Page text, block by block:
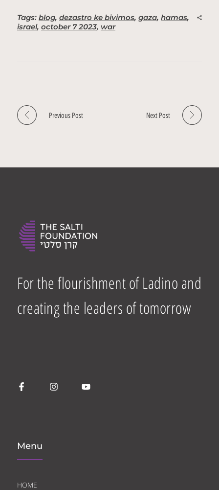
Tags: blog, dezastro ke bivimos, gaza, hamas,
israel, october 7 2023, war
Previous Post Next Post
For the flourishment of Ladino and
creating the leaders of tomorrow
Menu
HOME